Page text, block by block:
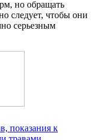
но обращать
следует, чтобы они
серьезным
показания к